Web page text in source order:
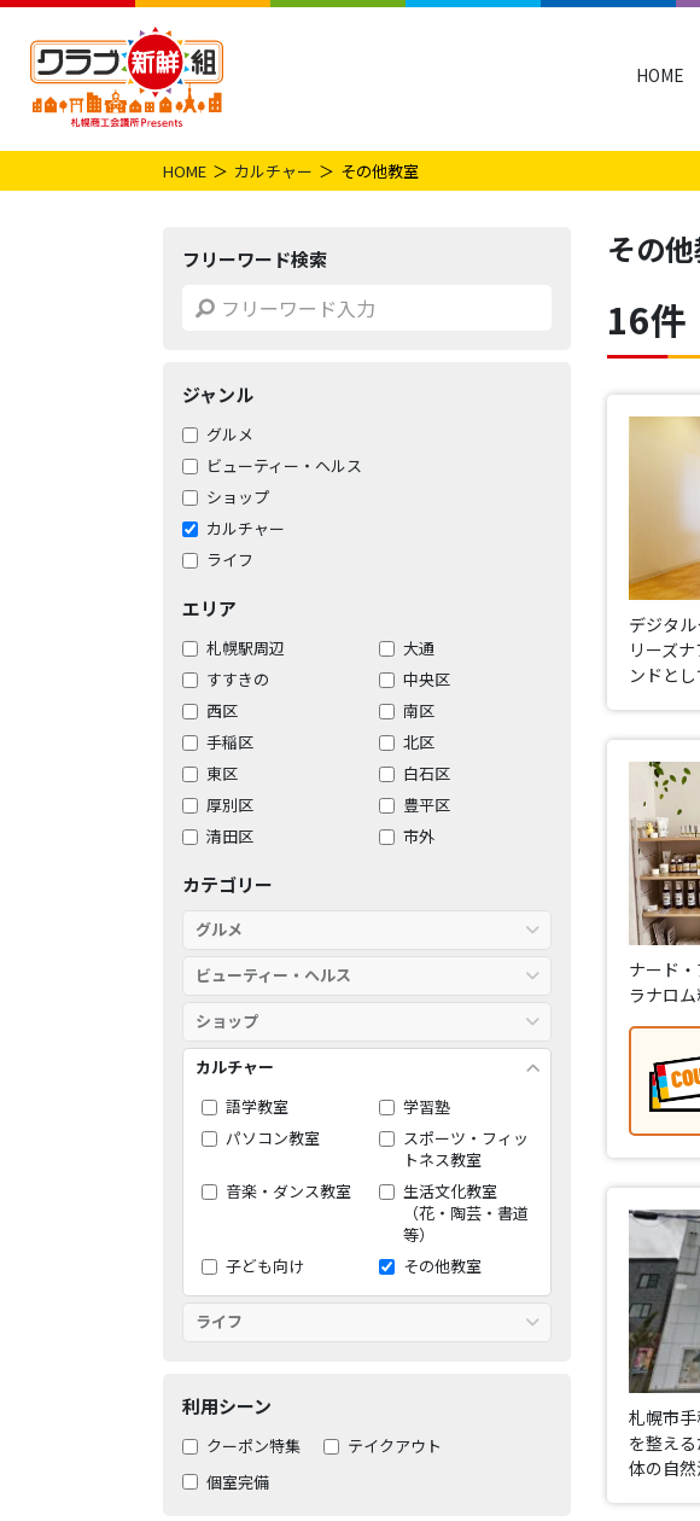
HOME
HOME カルチャー その他教室
フリーワード検索
ジャンル
グルメ
ビューティー・ヘルス
ショップ
カルチャー
ライフ
エリア
札幌駅周辺
大通
すすきの
中央区
西区
南区
手稲区
北区
東区
白石区
厚別区
豊平区
清田区
市外
カテゴリー
グルメ
ビューティー・ヘルス
ショップ
カルチャー
語学教室
学習塾
パソコン教室
スポーツ・フィッ
トネス教室
音楽・ダンス教室
生活文化教室
（花・陶芸・書道
等）
子ども向け
その他教室
ライフ
利用シーン
クーポン特集
テイクアウト
個室完備
その
16件
デジタ
リーズ
ンドと
ナード
ラナロ
札幌市
を整え
体の自